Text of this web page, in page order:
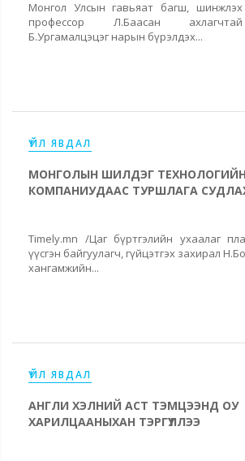
Монгол Улсын гавьяат багш,
профессор Л.Баасан
Б.Ургамалцэцэг нарын бүрэлдэх...
ҮЙЛ ЯВДАЛ
МОНГОЛЫН ШИЛДЭГ ТЕХНОЛОГИЙН
КОМПАНИУДААС ТУРШЛАГА
Timely.mn /Цаг бүртгэлийн ухаалаг
үүсгэн байгуулагч, гүйцэтгэх захирал
хангамжийн...
ҮЙЛ ЯВДАЛ
АНГЛИ ХЭЛНИЙ АСТ ТЭМЦЭЭНД ОУ
ХАРИЛЦААНЫХАН ТЭРГҮҮЛЛЭЭ